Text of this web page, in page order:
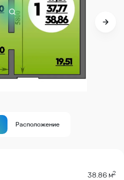
Расположение
38.86 м2